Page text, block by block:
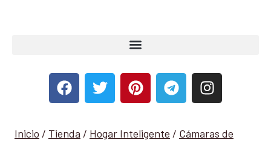
Inicio / Tienda / Hogar Inteligente / Cámaras de